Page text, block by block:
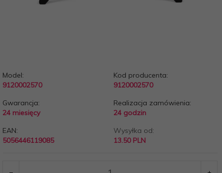
Model:
9120002570
Kod producenta:
9120002570
Gwarancja:
24 miesięcy
Realizacja zamówienia:
24 godzin
EAN:
5056446119085
Wysyłka od:
13.50 PLN